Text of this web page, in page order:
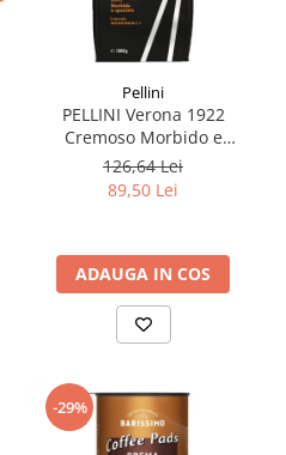
Pellini
PELLINI Verona 1922
Cremoso Morbido e
Speziato - Cafea Boabe 1kg
126,64 Lei
89,50 Lei
ADAUGA IN COS
-29%